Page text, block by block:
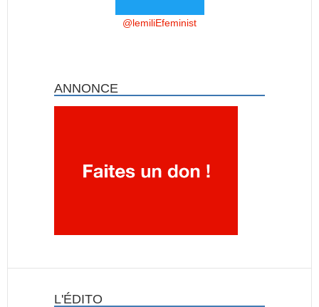
@lemiliEfeminist
ANNONCE
L'ÉDITO